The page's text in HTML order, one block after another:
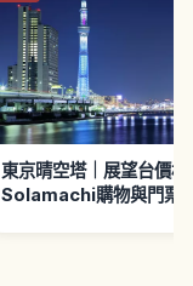
東京晴空塔｜展望台價格
Solamachi購物與門票